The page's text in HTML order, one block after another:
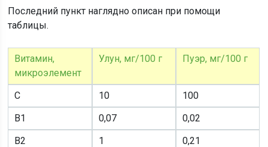
Последний пункт наглядно описан при помощи
таблицы.
Витамин,
микроэлемент
Улун, мг/100 г Пуэр, мг/100 г
С 10
100
В1
0,07
0,02
В2
1
0,21